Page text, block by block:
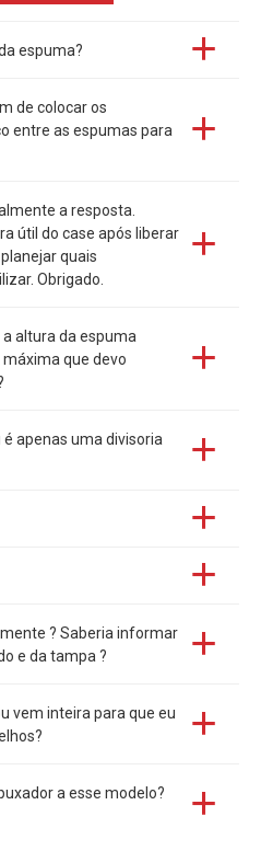
espuma?
de colocar os
entre as espumas para
a resposta.
útil do case após liberar
quais
Obrigado.
altura da espuma
que devo
apenas uma divisoria
? Saberia informar
e da tampa ?
vem inteira para que eu
a esse modelo?